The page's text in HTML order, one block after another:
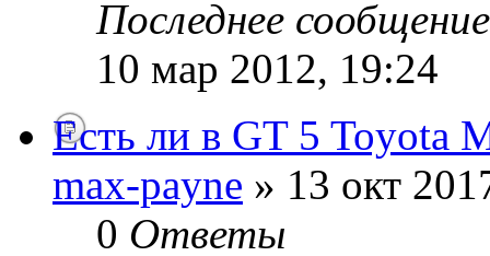
Последнее
10 мар 2012, 19:24
Есть ли в GT 5 Toyota
max-payne » 13 окт
0 Ответы